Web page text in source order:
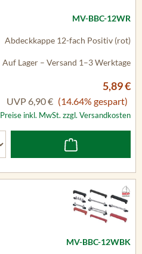
MV-BBC-12WR
Abdeckkappe 12-fach Positiv (rot)
Auf Lager – Versand 1–3 Werktage
5,89 €
UVP 6,90 € (14.64% gespart)
Preise inkl. MwSt. zzgl. Versandkosten
MV-BBC-12WBK